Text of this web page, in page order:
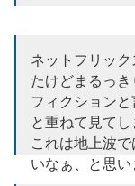
ネットフリッ
たけどまるっき
フィクション
と重ねて見てし
これは地上波
いなぁ、と思い